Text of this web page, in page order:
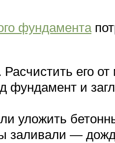
фундамента
Расчистить его
фундамент и
уложить
заливали —